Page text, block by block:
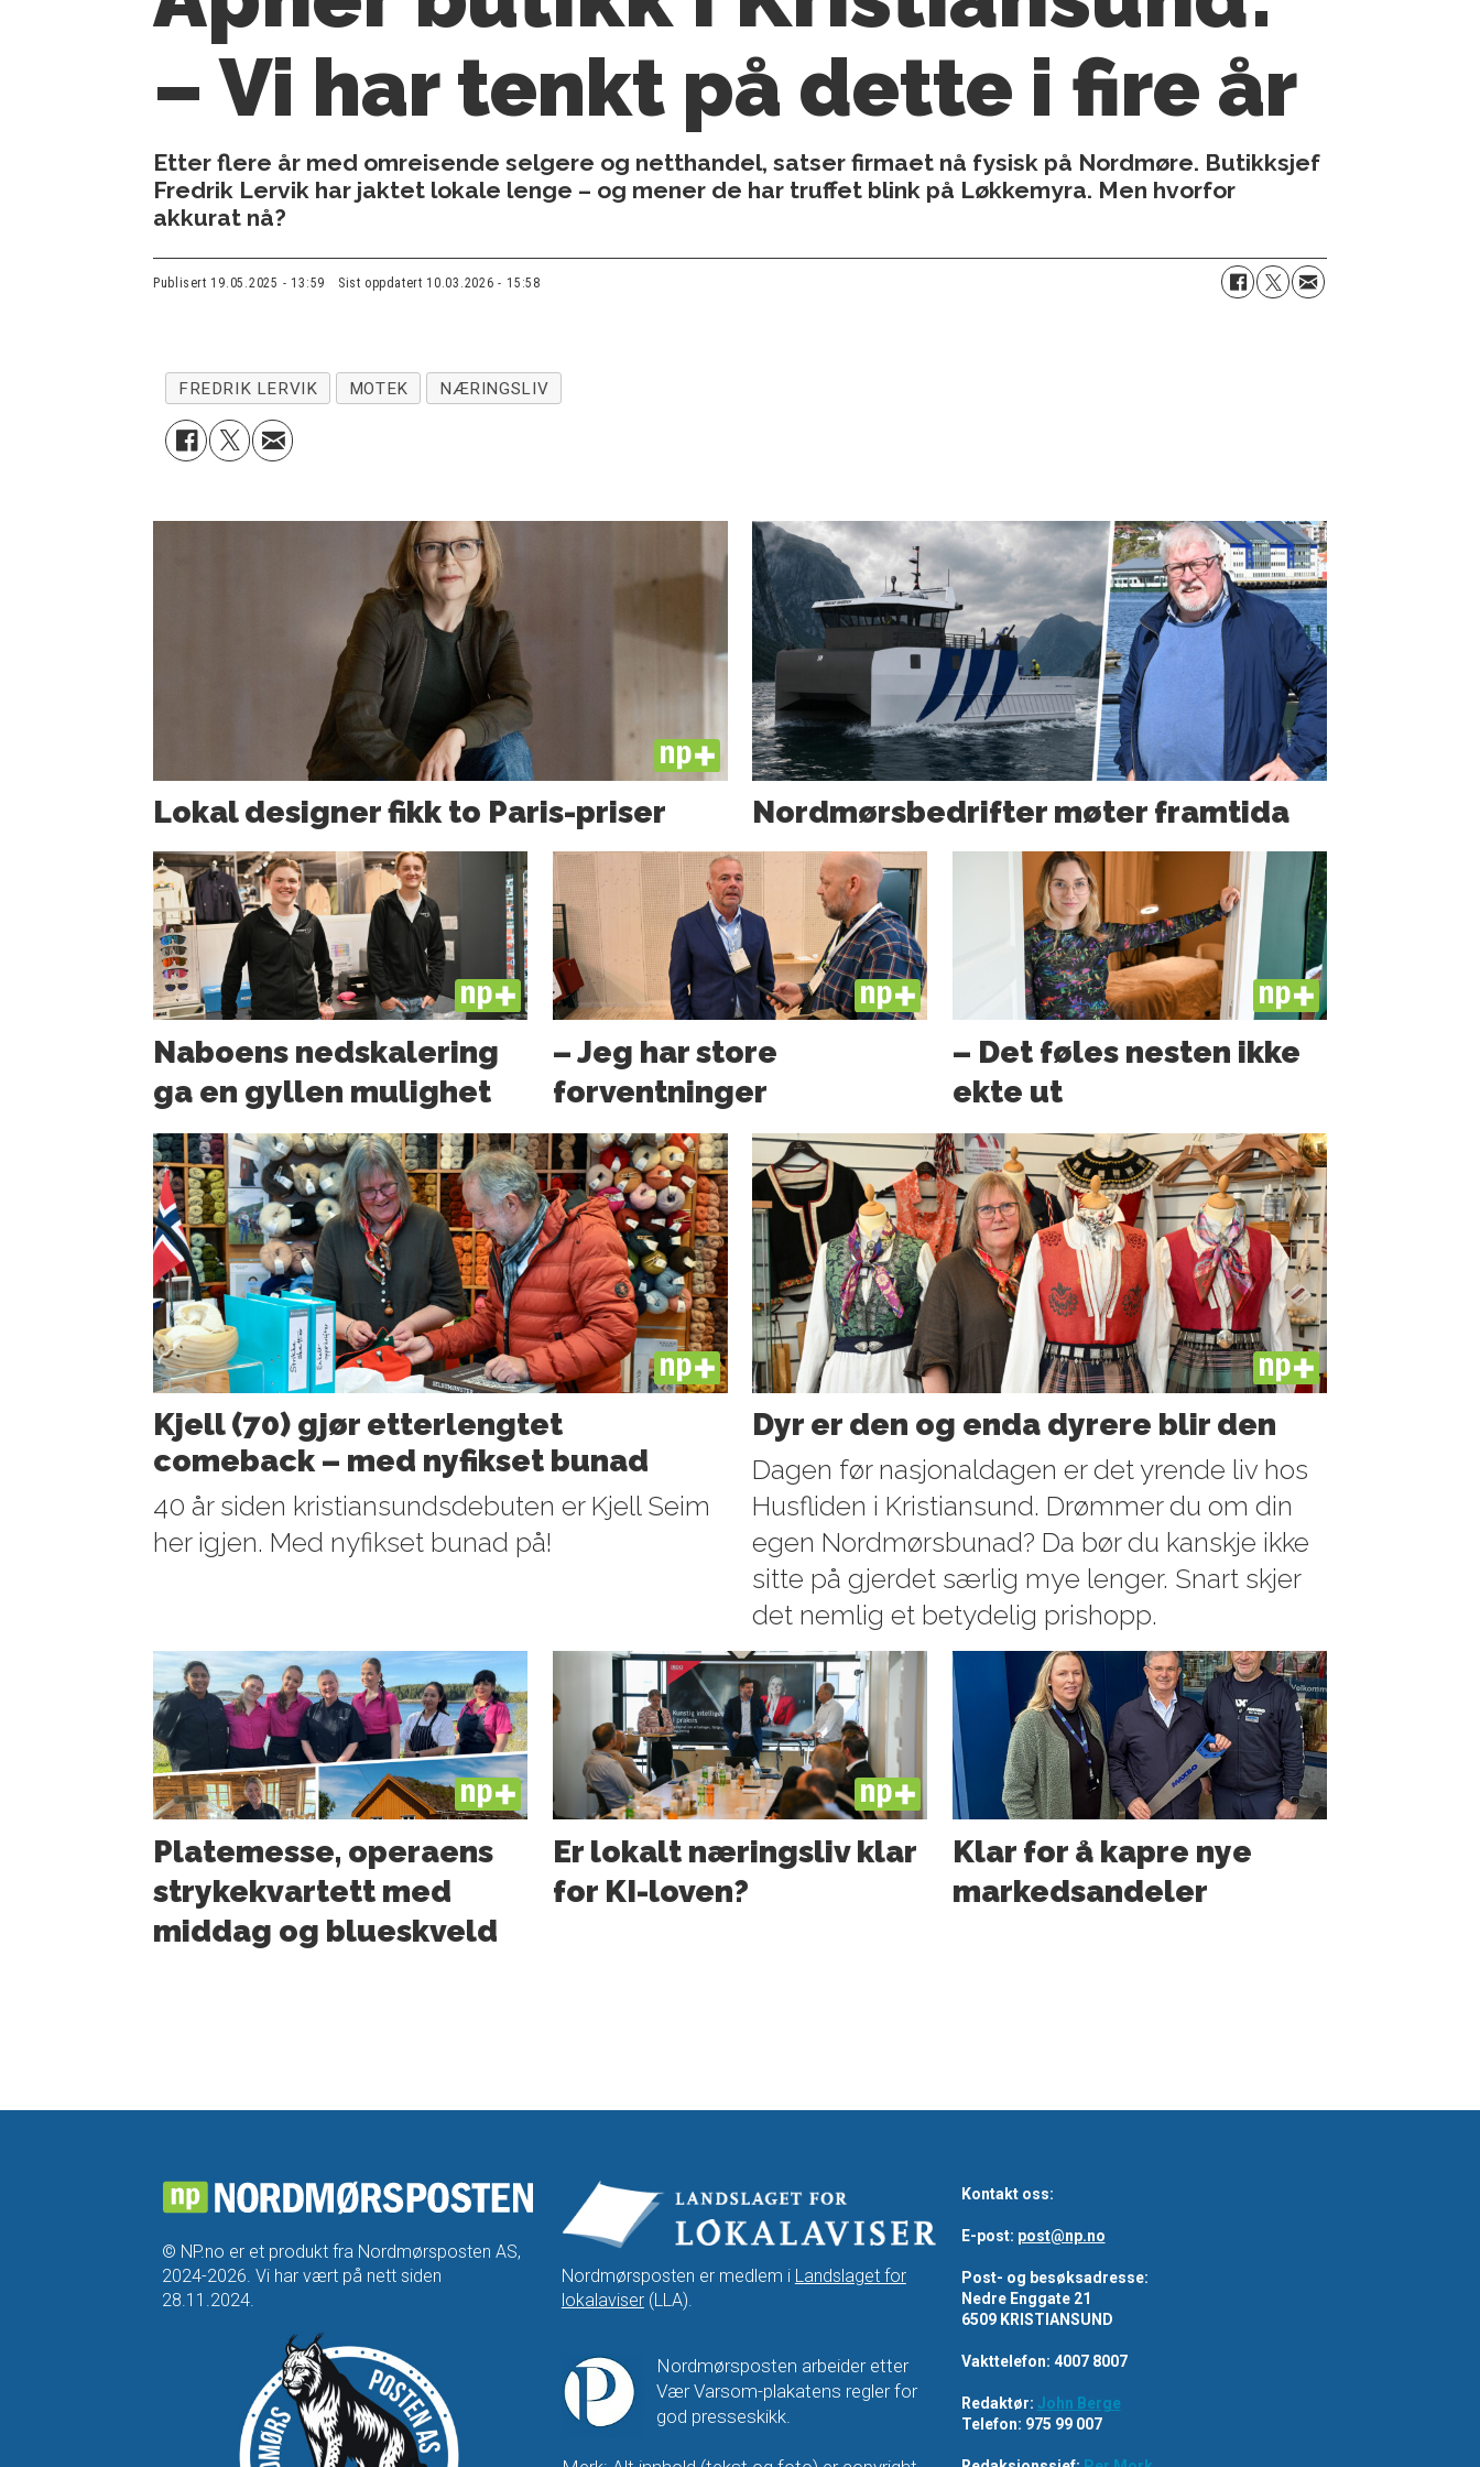
– Vi har tenkt på dette i fire år
Etter flere år med omreisende selgere og netthandel, satser firmaet nå fysisk på Nordmøre. Butikksjef
Fredrik Lervik har jaktet lokale lenge – og mener de har truffet blink på Løkkemyra. Men hvorfor
akkurat nå?
Publisert 19.05.2025 - 13:59 Sist oppdatert 10.03.2026 - 15:58
FREDRIK LERVIK MOTEK NÆRINGSLIV
PLUS
Lokal designer fikk to Paris-priser Nordmørs­bedrifter møter framtida
PLUS
Naboens nedskalering
ga en gyllen mulighet
PLUS
– Jeg har store
forventninger
PLUS
– Det føles nesten ikke
ekte ut
PLUS
Kjell (70) gjør etterlengtet
comeback – med nyfikset bunad
40 år siden kristiansundsdebuten er Kjell Seim
her igjen. Med nyfikset bunad på!
PLUS
Dyr er den og enda dyrere blir den
Dagen før nasjonaldagen er det yrende liv hos
Husfliden i Kristiansund. Drømmer du om din
egen Nordmørsbunad? Da bør du kanskje ikke
sitte på gjerdet særlig mye lenger. Snart skjer
det nemlig et betydelig prishopp.
PLUS
Platemesse, operaens
strykekvartett med
middag og blueskveld
PLUS
Er lokalt næringsliv klar
for KI-loven?
Klar for å kapre nye
markedsandeler
© NP.no er et produkt fra Nordmørsposten AS,
2024-2026. Vi har vært på nett siden
28.11.2024.
Nordmørsposten er medlem i Landslaget for
lokalaviser(LLA).
Nordmørsposten arbeider etter
Vær Varsom-plakatens regler for
god presseskikk.
Kontakt oss:
E-post: post@np.no
Post- og besøksadresse:
Nedre Enggate 21
6509 KRISTIANSUND
Vakttelefon: 4007 8007
Redaktør: John Berge
Telefon: 975 99 007